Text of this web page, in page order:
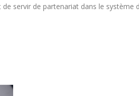
servir de partenariat dans le système